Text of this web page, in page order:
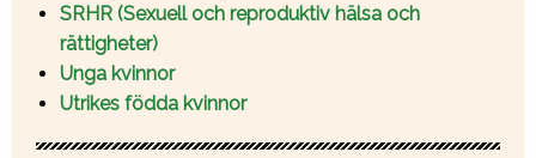
SRHR (Sexuell och reproduktiv hälsa och
rättigheter)
Unga kvinnor
Utrikes födda kvinnor